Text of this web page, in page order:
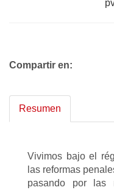
Compartir en:
Resumen
Vivimos bajo el
las reformas
pasando por las